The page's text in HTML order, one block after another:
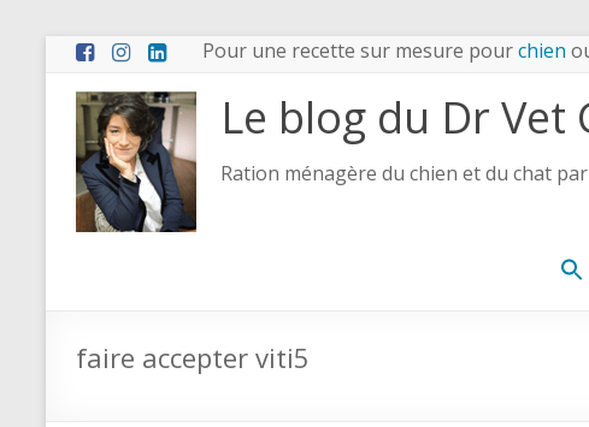
Pour une recette sur mesure pourchien
Le blog du Dr
Ration ménagère du chien et du chat
faire accepter viti5